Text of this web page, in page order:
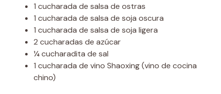
1 cucharada de salsa de ostras
1 cucharada de salsa de soja oscura
1 cucharada de salsa de soja ligera
2 cucharadas de azúcar
¼ cucharadita de sal
1 cucharada de vino Shaoxing (vino de cocina
chino)